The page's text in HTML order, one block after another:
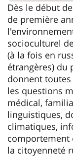
Dès le début
de première
socioculturel
(à la fois en
étrangères) du
donnent
les questions
médical,
linguistiques,
climatiques,
comportement
la citoyenneté